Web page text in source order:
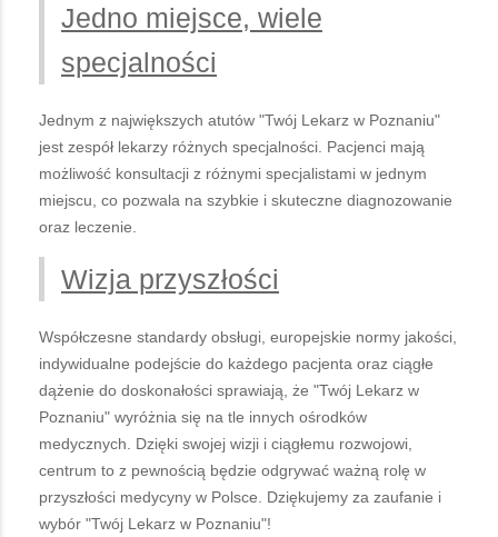
Jedno miejsce, wiele
specjalności
Jednym z największych atutów "Twój Lekarz w Poznaniu"
jest zespół lekarzy różnych specjalności. Pacjenci mają
możliwość konsultacji z różnymi specjalistami w jednym
miejscu, co pozwala na szybkie i skuteczne diagnozowanie
oraz leczenie.
Wizja przyszłości
Współczesne standardy obsługi, europejskie normy jakości,
indywidualne podejście do każdego pacjenta oraz ciągłe
dążenie do doskonałości sprawiają, że "Twój Lekarz w
Poznaniu" wyróżnia się na tle innych ośrodków
medycznych. Dzięki swojej wizji i ciągłemu rozwojowi,
centrum to z pewnością będzie odgrywać ważną rolę w
przyszłości medycyny w Polsce. Dziękujemy za zaufanie i
wybór "Twój Lekarz w Poznaniu"!